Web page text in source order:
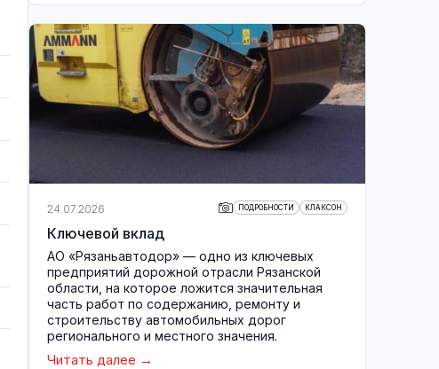
24.07.2026 ПОДРОБНОСТИ КЛАКСОН
Ключевой вклад
АО «Рязаньавтодор» — одно из ключевых
предприятий дорожной отрасли Рязанской
области, на которое ложится значительная
часть работ по содержанию, ремонту и
строительству автомобильных дорог
регионального и местного значения.
Читать далее